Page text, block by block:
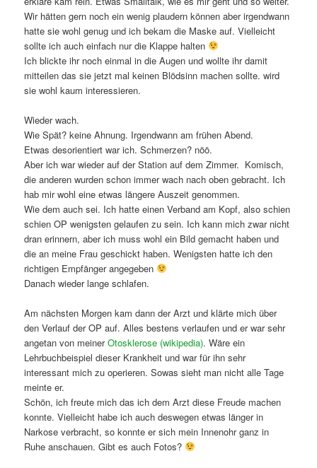
Wir hätten gern noch ein wenig plaudern können aber irgendwann
hatte sie wohl genug und ich bekam die Maske auf. Vielleicht
sollte ich auch einfach nur die Klappe halten
Ich blickte ihr noch einmal in die Augen und wollte ihr damit
mitteilen das sie jetzt mal keinen Blödsinn machen sollte. wird
sie wohl kaum interessieren.
Wieder wach.
Wie Spät? keine Ahnung. Irgendwann am frühen Abend.
Etwas desorientiert war ich. Schmerzen? nöö.
Aber ich war wieder auf der Station auf dem Zimmer. Komisch,
die anderen wurden schon immer wach nach oben gebracht. Ich
hab mir wohl eine etwas längere Auszeit genommen.
Wie dem auch sei. Ich hatte einen Verband am Kopf, also schien
schien OP wenigsten gelaufen zu sein. Ich kann mich zwar nicht
dran erinnern, aber ich muss wohl ein Bild gemacht haben und
die an meine Frau geschickt haben. Wenigsten hatte ich den
richtigen Empfänger angegeben
Danach wieder lange schlafen.
Am nächsten Morgen kam dann der Arzt und klärte mich über
den Verlauf der OP auf. Alles bestens verlaufen und er war sehr
angetan von meinerOtosklerose (wikipedia). Wäre ein
Lehrbuchbeispiel dieser Krankheit und war für ihn sehr
interessant mich zu operieren. Sowas sieht man nicht alle Tage
meinte er.
Schön, ich freute mich das ich dem Arzt diese Freude machen
konnte. Vielleicht habe ich auch deswegen etwas länger in
Narkose verbracht, so konnte er sich mein Innenohr ganz in
Ruhe anschauen. Gibt es auch Fotos?